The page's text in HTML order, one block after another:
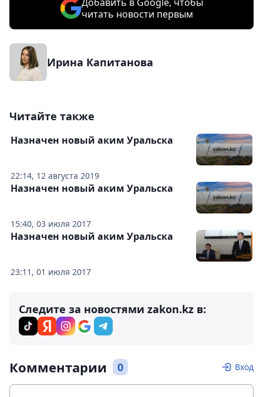
читать новости первым
Ирина Капитанова
Читайте также
22:14, 12 августа 2019
Назначен новый аким Уральска
15:40, 03 июля 2017
Назначен новый аким Уральска
23:11, 01 июля 2017
Назначен новый аким Уральска
Следите за новостями zakon.kz в:
Комментарии 0 Вход